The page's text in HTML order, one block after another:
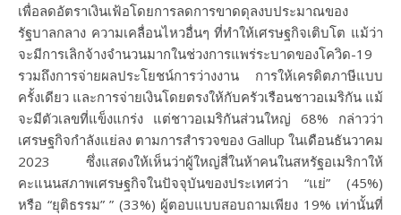
เพื่อลดอัตราเงินเฟ้อโดยการลดการขาดดุลงบประมาณของ
รัฐบาลกลาง ความเคลื่อนไหวอื่นๆ ที่ทำให้เศรษฐกิจเติบโต แม้ว่า
จะมีการเลิกจ้างจำนวนมากในช่วงการแพร่ระบาดของโควิด-19
รวมถึงการจ่ายผลประโยชน์การว่างงาน การให้เครดิตภาษีแบบ
ครั้งเดียว และการจ่ายเงินโดยตรงให้กับครัวเรือนชาวอเมริกัน แม้
จะมีตัวเลขที่แข็งแกร่ง แต่ชาวอเมริกันส่วนใหญ่ 68% กล่าวว่า
เศรษฐกิจกำลังแย่ลง ตามการสำรวจของ Gallup ในเดือนธันวาคม
2023 ซึ่งแสดงให้เห็นว่าผู้ใหญ่สี่ในห้าคนในสหรัฐอเมริกาให้
คะแนนสภาพเศรษฐกิจในปัจจุบันของประเทศว่า “แย่” (45%)
หรือ “ยุติธรรม” ” (33%) ผู้ตอบแบบสอบถามเพียง 19% เท่านั้นที่